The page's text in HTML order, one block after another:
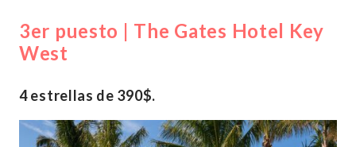
3er puesto | The Gates Hotel Key
West
4 estrellas de 390$.